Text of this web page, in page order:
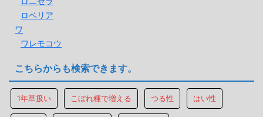
ロベリア
ワ
ワレモコウ
こちらからも検索できます。
1年草扱い こぼれ種で増える つる性 はい性